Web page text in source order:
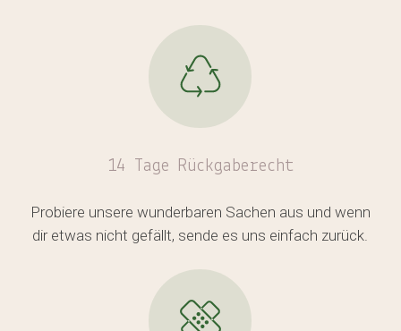
14 Tage Rückgaberecht
Probiere unsere wunderbaren Sachen aus und wenn
dir etwas nicht gefällt, sende es uns einfach zurück.